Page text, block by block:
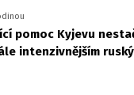
pomoc Kyjevu
intenzivnějším